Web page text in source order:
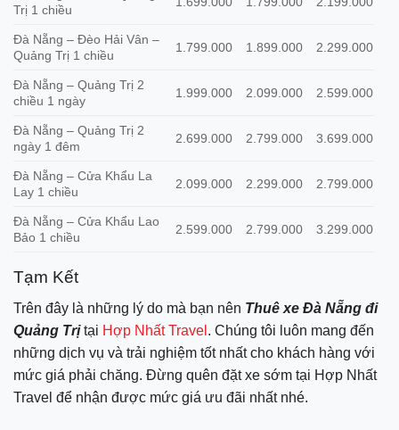
Trị 1 chiều
Đà Nẵng – Đèo Hải Vân –
Quảng Trị 1 chiều
1.799.000 1.899.000 2.299.000
Đà Nẵng – Quảng Trị 2
chiều 1 ngày
1.999.000 2.099.000 2.599.000
Đà Nẵng – Quảng Trị 2
ngày 1 đêm
2.699.000 2.799.000 3.699.000
Đà Nẵng – Cửa Khẩu La
Lay 1 chiều
2.099.000 2.299.000 2.799.000
Đà Nẵng – Cửa Khẩu Lao
Bảo 1 chiều
2.599.000 2.799.000 3.299.000
Tạm Kết
Trên đây là những lý do mà bạn nên Thuê xe Đà Nẵng đi
Quảng Trịtại Hợp Nhất Travel . Chúng tôi luôn mang đến
những dịch vụ và trải nghiệm tốt nhất cho khách hàng với
mức giá phải chăng. Đừng quên đặt xe sớm tại Hợp Nhất
Travel để nhận được mức giá ưu đãi nhất nhé.